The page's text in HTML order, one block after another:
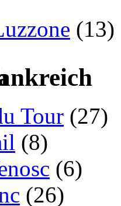
(13)
Tour (27)
(8)
(6)
(26)